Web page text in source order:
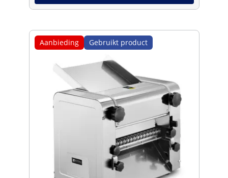
Aanbieding Gebruikt product